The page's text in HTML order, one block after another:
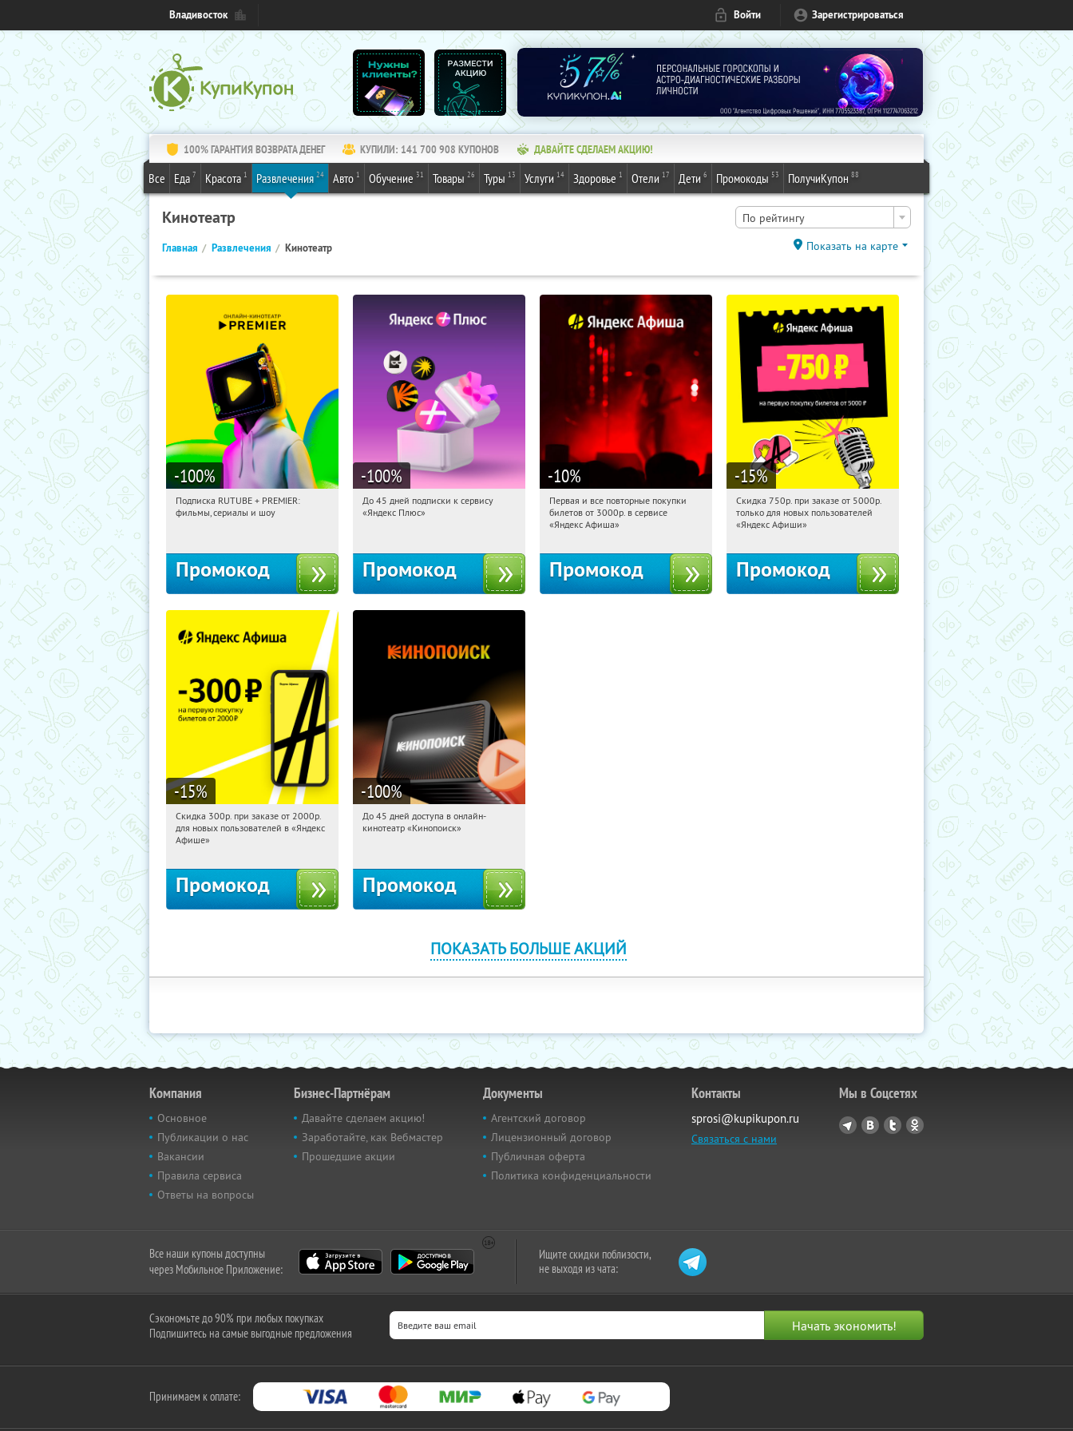
Владивосток Войти Зарегистрироваться
100% ГАРАНТИЯ ВОЗВРАТА ДЕНЕГ КУПИЛИ: 141 700 908 КУПОНОВ ДАВАЙТЕ СДЕЛАЕМ АКЦИЮ!
Все Еда 7 Красота 1 Развлечения 24 Авто 1 Обучение 31 Товары 26 Туры 13 Услуги 14 Здоровье 1 Отели 17 Дети 6 Промокоды 53 ПолучиКупон 88
Кинотеатр По рейтингу
Главная Развлечения Кинотеатр Показать на карте
-100%
08:50:37 Получили:
Подписка RUTUBE + PREMIER:
фильмы, сериалы и шоу
Промокод
-100%
08:50:37 Получили:
До 45 дней подписки к сервису
«Яндекс Плюс»
Промокод
-10%
08:50:37 Получили:
Россия
Первая и все повторные покупки
билетов от 3000р. в сервисе
«Яндекс Афиша»
Промокод
-15%
08:50:37 Получили:114
Россия
Скидка 750р. при заказе от 5000р.
только для новых пользователей
«Яндекс Афиши»
Промокод
-15%
08:50:37 Получили:65
Россия
Скидка 300р. при заказе от 2000р.
для новых пользователей в «Яндекс
Афише»
Промокод
-100%
08:50:37 Получили:
До 45 дней доступа в онлайн-
кинотеатр «Кинопоиск»
Промокод
ПОКАЗАТЬ БОЛЬШЕ АКЦИЙ
Компания
Основное
Публикации о нас
Вакансии
Правила сервиса
Ответы на вопросы
Бизнес-Партнёрам
Давайте сделаем акцию!
Заработайте, как Вебмастер
Прошедшие акции
Документы
Агентский договор
Лицензионный договор
Публичная оферта
Политика конфиденциальности
Контакты
sprosi@kupikupon.ru
Связаться с нами
Мы в Соцсетях
Все наши купоны доступны
через Мобильное Приложение:
Ищите скидки поблизости,
не выходя из чата:
Сэкономьте до 90% при любых покупках
Подпишитесь на самые выгодные предложения
Принимаем к оплате: